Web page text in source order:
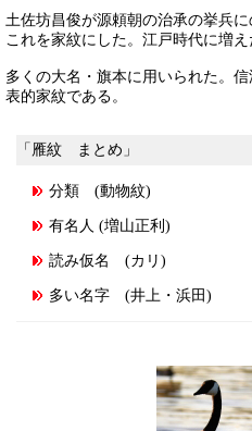
土佐坊昌俊が源頼朝の治承の挙兵
これを家紋にした。江戸時代に増え
多くの大名・旗本に用いられた。
表的家紋である。
「雁紋 まとめ」
分類 (動物紋)
有名人 (増山正利)
読み仮名 (カリ)
多い名字 (井上・浜田)